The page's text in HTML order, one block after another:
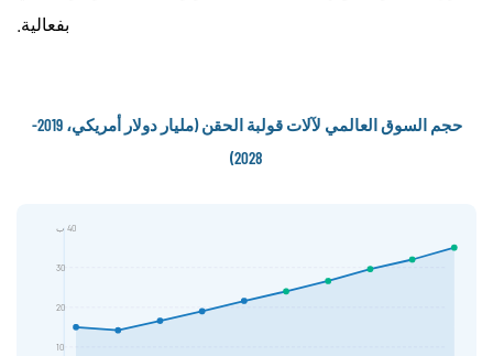
بفعالية.
حجم السوق العالمي لآلات قولبة الحقن (مليار دولار أمريكي، 2019-
2028)
10
20
30
40 ب